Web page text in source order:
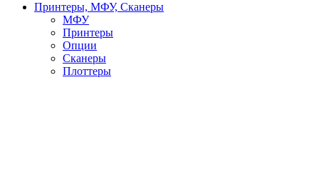
Принтеры, МФУ, Сканеры
МФУ
Принтеры
Опции
Сканеры
Плоттеры